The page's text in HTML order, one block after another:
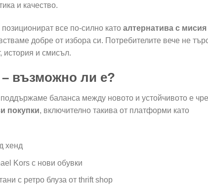
и качество.
все по-силно като алтернатива с мисия
добре от избора си. Потребителите вече не
история и смисъл.
възможно ли е?
баланса между новото и устойчивото е
покупки, включително такива от платформи като
хенд
Kors с нови обувки
с ретро блуза от thrift shop